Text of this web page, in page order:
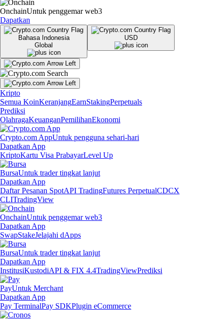
OnchainUntuk penggemar web3
Dapatkan
Bahasa Indonesia
Global
USD
Kripto
Semua KoinKeranjangEarnStakingPerpetuals
Prediksi
OlahragaKeuanganPemilihanEkonomi
Crypto.com AppUntuk pengguna sehari-hari
Dapatkan App
KriptoKartu Visa PrabayarLevel Up
BursaUntuk trader tingkat lanjut
Dapatkan App
Daftar Pesanan SpotAPI TradingFutures PerpetualCDCX
CLITradingView
OnchainUntuk penggemar web3
Dapatkan App
SwapStakeJelajahi dApps
BursaUntuk trader tingkat lanjut
Dapatkan App
InstitusiKustodiAPI & FIX 4.4TradingViewPrediksi
PayUntuk Merchant
Dapatkan App
Pay TerminalPay SDKPlugin eCommerce